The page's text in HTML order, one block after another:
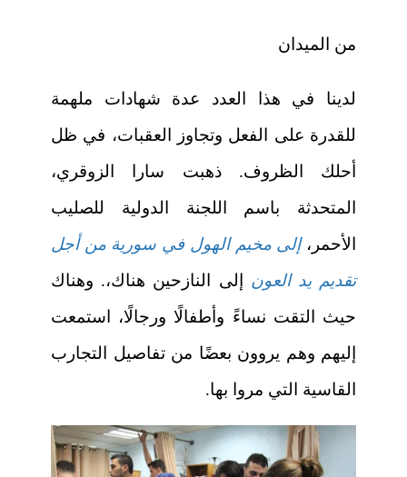
من الميدان
لدينا في هذا العدد عدة شهادات ملهمة
للقدرة على الفعل وتجاوز العقبات، في ظل
أحلك الظروف. ذهبت سارا الزوقري،
المتحدثة باسم اللجنة الدولية للصليب
الأحمر،إلى مخيم الهول في سورية من أجل
تقديم يد العون إلى النازحين هناك،. وهناك
حيث التقت نساءً وأطفالًا ورجالًا، استمعت
إليهم وهم يروون بعضًا من تفاصيل التجارب
القاسية التي مروا بها.